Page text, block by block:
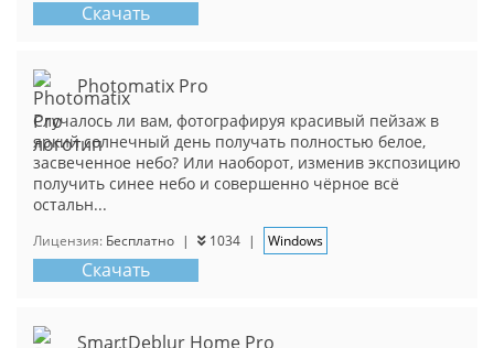
Скачать
Photomatix Pro
Случалось ли вам, фотографируя красивый пейзаж в
яркий солнечный день получать полностью белое,
засвеченное небо? Или наоборот, изменив экспозицию
получить синее небо и совершенно чёрное всё
остальн...
Лицензия: Бесплатно | 1034 | Windows
Скачать
SmartDeblur Home Pro